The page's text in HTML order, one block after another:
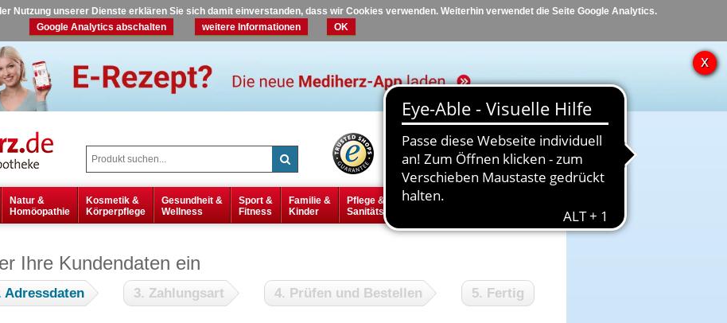
Nutzung unserer Dienste erklären Sie sich damit einverstanden, dass wir Cookies verwenden. Weiterhin verwendet die Seite Google Analytics.
Google Analytics abschalten
weitere Informationen OK
Hilfe Kontakt
Natur &
Homöopathie
Kosmetik &
Körperpflege
Gesundheit &
Wellness
Sport &
Fitness
Familie &
Kinder
Pflege &
Sanitätsbedarf
Diabetes
Ihre Kundendaten ein
Adressdaten 3. Zahlungsart 4. Prüfen und Bestellen 5. Fertig